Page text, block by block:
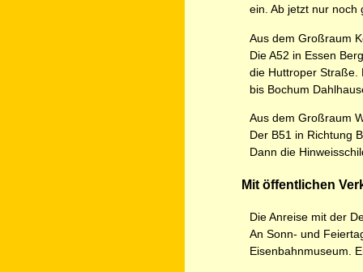
ein. Ab jetzt nur noch
Aus dem Großraum
Die A52 in Essen
die Huttroper Straße.
bis Bochum
Aus dem Großraum
Der B51 in Richtung
Dann die
Mit öffentlichen
Die Anreise mit der
An Sonn- und
Eisenbahnmuseum.